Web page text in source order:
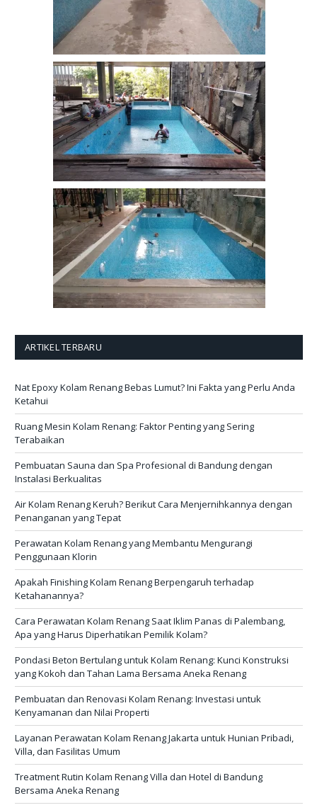
ARTIKEL TERBARU
Nat Epoxy Kolam Renang Bebas Lumut? Ini Fakta yang Perlu Anda
Ketahui
Ruang Mesin Kolam Renang: Faktor Penting yang Sering
Terabaikan
Pembuatan Sauna dan Spa Profesional di Bandung dengan
Instalasi Berkualitas
Air Kolam Renang Keruh? Berikut Cara Menjernihkannya dengan
Penanganan yang Tepat
Perawatan Kolam Renang yang Membantu Mengurangi
Penggunaan Klorin
Apakah Finishing Kolam Renang Berpengaruh terhadap
Ketahanannya?
Cara Perawatan Kolam Renang Saat Iklim Panas di Palembang,
Apa yang Harus Diperhatikan Pemilik Kolam?
Pondasi Beton Bertulang untuk Kolam Renang: Kunci Konstruksi
yang Kokoh dan Tahan Lama Bersama Aneka Renang
Pembuatan dan Renovasi Kolam Renang: Investasi untuk
Kenyamanan dan Nilai Properti
Layanan Perawatan Kolam Renang Jakarta untuk Hunian Pribadi,
Villa, dan Fasilitas Umum
Treatment Rutin Kolam Renang Villa dan Hotel di Bandung
Bersama Aneka Renang